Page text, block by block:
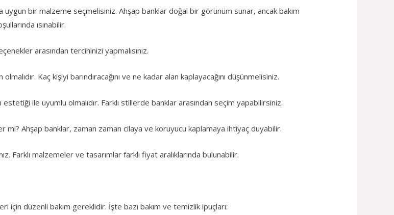
uygun bir malzeme seçmelisiniz. Ahşap banklar doğal bir görünüm sunar, ancak bakım
ısınabilir.
arasından tercihinizi yapmalısınız.
Kaç kişiyi barındıracağını ve ne kadar alan kaplayacağını düşünmelisiniz.
estetiği ile uyumlu olmalıdır. Farklı stillerde banklar arasından seçim yapabilirsiniz.
mi? Ahşap banklar, zaman zaman cilaya ve koruyucu kaplamaya ihtiyaç duyabilir.
Farklı malzemeler ve tasarımlar farklı fiyat aralıklarında bulunabilir.
için düzenli bakım gereklidir. İşte bazı bakım ve temizlik ipuçları: